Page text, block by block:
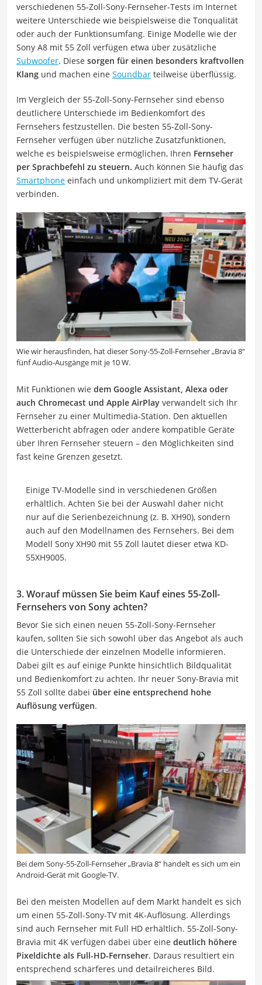
verschiedenen 55-Zoll-Sony-Fernseher-Tests im Internet
weitere Unterschiede wie beispielsweise die Tonqualität
oder auch der Funktionsumfang. Einige Modelle wie der
Sony A8 mit 55 Zoll verfügen etwa über zusätzliche
Subwoofer. Diese sorgen für einen besonders kraftvollen
Klang und machen eine Soundbar teilweise überflüssig.
Im Vergleich der 55-Zoll-Sony-Fernseher sind ebenso
deutlichere Unterschiede im Bedienkomfort des
Fernsehers festzustellen. Die besten 55-Zoll-Sony-
Fernseher verfügen über nützliche Zusatzfunktionen,
welche es beispielsweise ermöglichen, Ihren Fernseher
per Sprachbefehl zu steuern. Auch können Sie häufig das
Smartphone einfach und unkompliziert mit dem TV-Gerät
verbinden.
Wie wir herausfinden, hat dieser Sony-55-Zoll-Fernseher „Bravia 8“
fünf Audio-Ausgänge mit je 10 W.
Mit Funktionen wie dem Google Assistant, Alexa oder
auch Chromecast und Apple AirPlay verwandelt sich Ihr
Fernseher zu einer Multimedia-Station. Den aktuellen
Wetterbericht abfragen oder andere kompatible Geräte
über Ihren Fernseher steuern – den Möglichkeiten sind
fast keine Grenzen gesetzt.
Einige TV-Modelle sind in verschiedenen Größen
erhältlich. Achten Sie bei der Auswahl daher nicht
nur auf die Serienbezeichnung (z. B. XH90), sondern
auch auf den Modellnamen des Fernsehers. Bei dem
Modell Sony XH90 mit 55 Zoll lautet dieser etwa KD-
55XH9005.
3. Worauf müssen Sie beim Kauf eines 55-Zoll-
Fernsehers von Sony achten?
Bevor Sie sich einen neuen 55-Zoll-Sony-Fernseher
kaufen, sollten Sie sich sowohl über das Angebot als auch
die Unterschiede der einzelnen Modelle informieren.
Dabei gilt es auf einige Punkte hinsichtlich Bildqualität
und Bedienkomfort zu achten. Ihr neuer Sony-Bravia mit
55 Zoll sollte dabei über eine entsprechend hohe
Auflösung verfügen.
Bei dem Sony-55-Zoll-Fernseher „Bravia 8“ handelt es sich um ein
Android-Gerät mit Google-TV.
Bei den meisten Modellen auf dem Markt handelt es sich
um einen 55-Zoll-Sony-TV mit 4K-Auflösung. Allerdings
sind auch Fernseher mit Full HD erhältlich. 55-Zoll-Sony-
Bravia mit 4K verfügen dabei über eine deutlich höhere
Pixeldichte als Full-HD-Fernseher. Daraus resultiert ein
entsprechend schärferes und detailreicheres Bild.